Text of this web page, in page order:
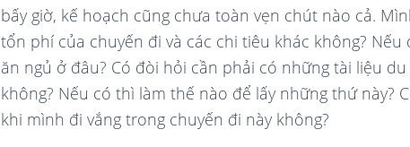
bấy giờ, kế hoạch cũng chưa toàn vẹn chút nào cả.
tổn phí của chuyến đi và các chi tiêu khác không?
ăn ngủ ở đâu? Có đòi hỏi cần phải có những tài liệu
không? Nếu có thì làm thế nào để lấy những thứ này?
khi mình đi vắng trong chuyến đi này không?